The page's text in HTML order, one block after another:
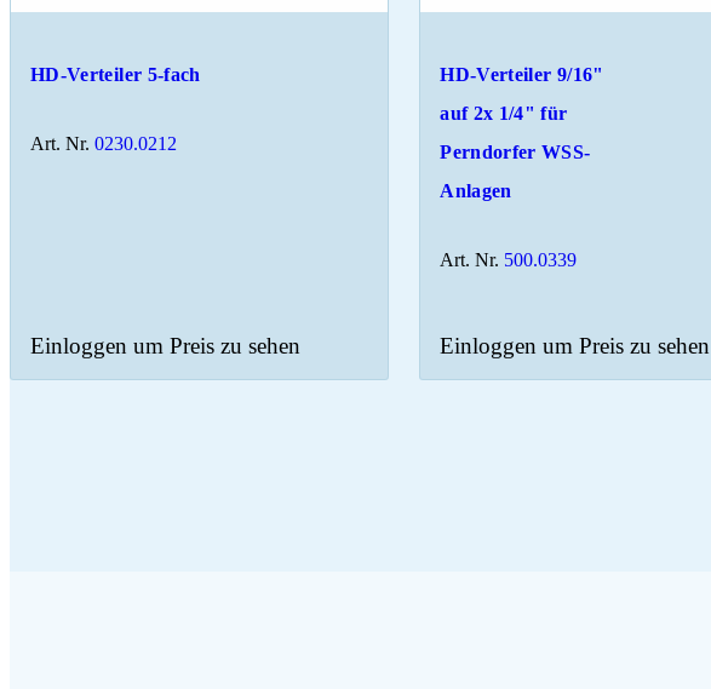
HD-Verteiler 5-fach
Art. Nr. 0230.0212
Einloggen um Preis zu sehen
HD-Verteiler 9/16"
auf 2x 1/4" für
Perndorfer WSS-
Anlagen
Art. Nr. 500.0339
Einloggen um Preis zu sehen